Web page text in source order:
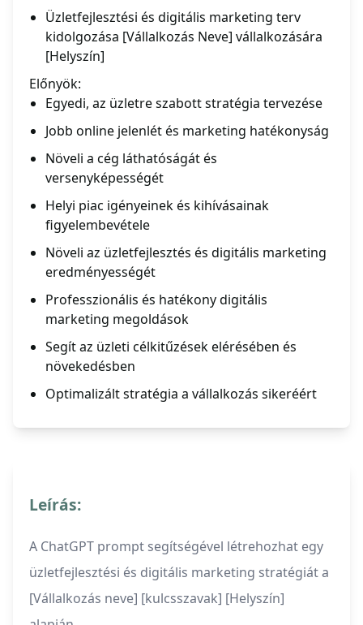
Üzletfejlesztési és digitális marketing terv
kidolgozása [Vállalkozás Neve] vállalkozására
[Helyszín]
Előnyök:
Egyedi, az üzletre szabott stratégia tervezése
Jobb online jelenlét és marketing hatékonyság
Növeli a cég láthatóságát és
versenyképességét
Helyi piac igényeinek és kihívásainak
figyelembevétele
Növeli az üzletfejlesztés és digitális marketing
eredményességét
Professzionális és hatékony digitális
marketing megoldások
Segít az üzleti célkitűzések elérésében és
növekedésben
Optimalizált stratégia a vállalkozás sikeréért
Leírás:
A ChatGPT prompt segítségével létrehozhat egy
üzletfejlesztési és digitális marketing stratégiát a
[Vállalkozás neve] [kulcsszavak] [Helyszín]